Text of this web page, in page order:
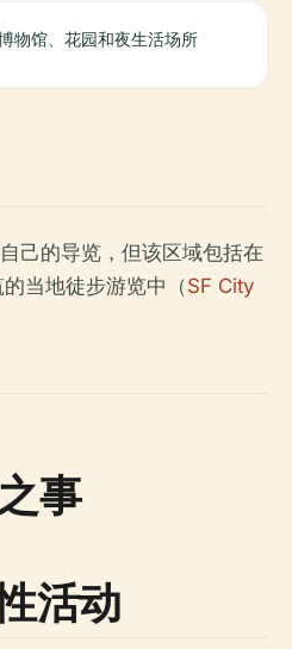
物馆、花园和夜生活场所
己的导览，但该区域包括在
当地徒步游览中（SF City
事
活动